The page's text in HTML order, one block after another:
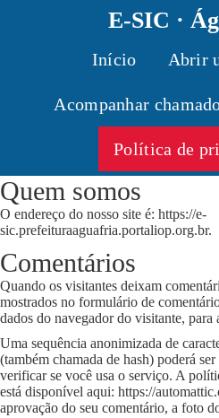
E-SIC ·
Início Abrir
Acompanhar
Política de
Quem somos
O endereço do nosso site é: https://e-
sic.prefeituraaguafria.portaliop.org.br.
Comentários
Quando os visitantes deixam
mostrados no formulário de
dados do navegador do visitante, para
Uma sequência anonimizada de
(também chamada de hash) poderá
verificar se você usa o serviço. A
está disponível aqui: https://
aprovação do seu comentário, a foto